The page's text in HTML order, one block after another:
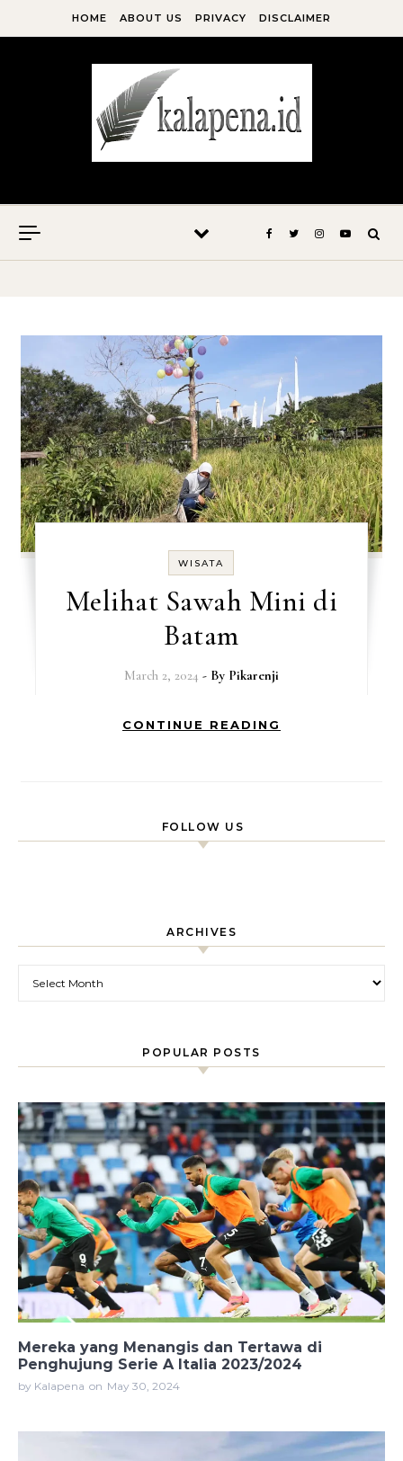
HOME ABOUT US PRIVACY DISCLAIMER
WISATA
Melihat Sawah Mini di
Batam
March 2, 2024 - By Pikarenji
CONTINUE READING
FOLLOW US
ARCHIVES
POPULAR POSTS
Mereka yang Menangis dan Tertawa di
Penghujung Serie A Italia 2023/2024
by Kalapena on May 30, 2024